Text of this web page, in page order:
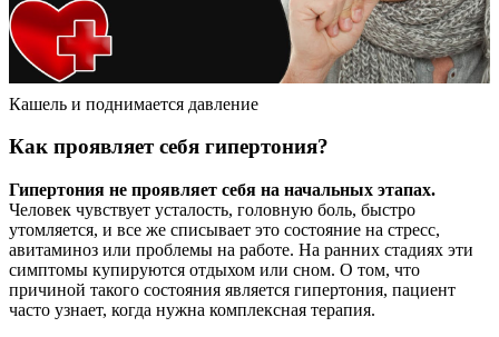
Кашель и поднимается давление
Как проявляет себя гипертония?
Гипертония не проявляет себя на начальных этапах.
Человек чувствует усталость, головную боль, быстро
утомляется, и все же списывает это состояние на стресс,
авитаминоз или проблемы на работе. На ранних стадиях эти
симптомы купируются отдыхом или сном. О том, что
причиной такого состояния является гипертония, пациент
часто узнает, когда нужна комплексная терапия.